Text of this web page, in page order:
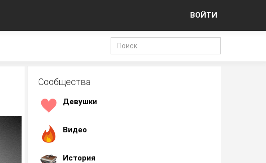
ВОЙТИ
Сообщества
Девушки
Видео
История